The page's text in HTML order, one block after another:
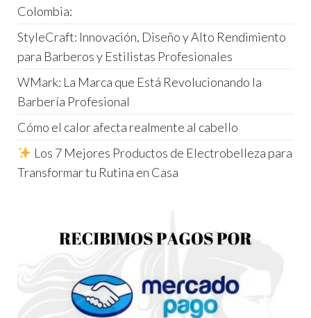
Colombia:
StyleCraft: Innovación, Diseño y Alto Rendimiento
para Barberos y Estilistas Profesionales
WMark: La Marca que Está Revolucionando la
Barbería Profesional
Cómo el calor afecta realmente al cabello
Los 7 Mejores Productos de Electrobelleza para
Transformar tu Rutina en Casa